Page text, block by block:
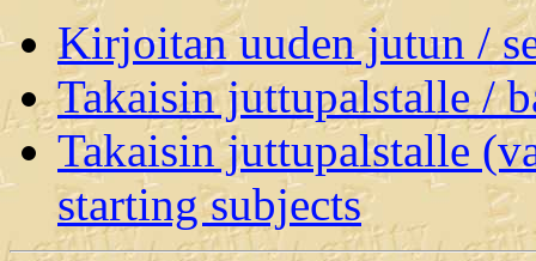
Kirjoitan uuden jutun /
Takaisin juttupalstalle /
Takaisin juttupalstalle
starting subjects